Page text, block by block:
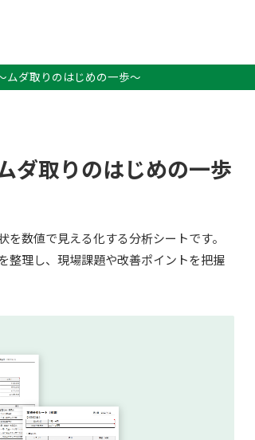
ムダ取りのはじめの一歩～
ダ取りのはじめの一歩
数値で見える化する分析シートです。
整理し、現場課題や改善ポイントを把握